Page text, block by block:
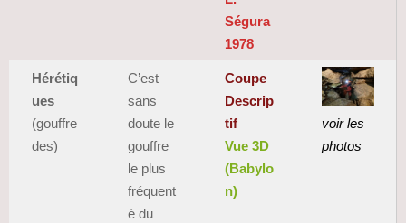
Ségura
1978
Hérétiq
ues
(gouffre
des)
C’est
sans
doute le
gouffre
le plus
fréquent
é du
Coupe
Descrip
tif
Vue 3D
(Babylo
n)
voir les
photos